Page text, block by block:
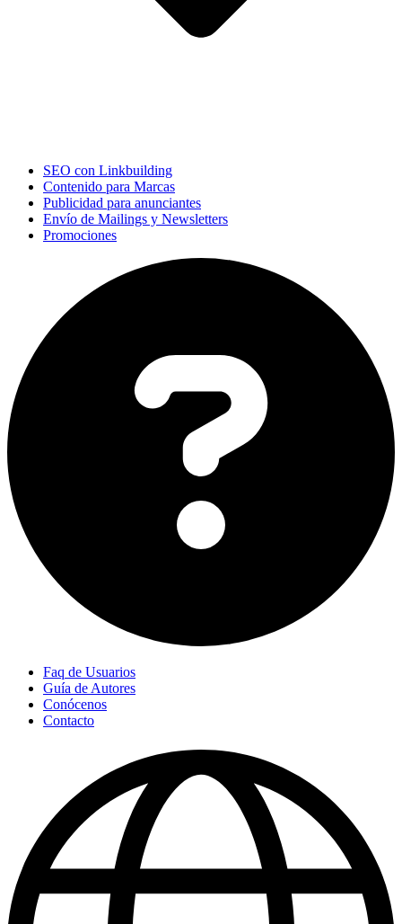
SEO con Linkbuilding
Contenido para Marcas
Publicidad para anunciantes
Envío de Mailings y Newsletters
Promociones
Faq de Usuarios
Guía de Autores
Conócenos
Contacto